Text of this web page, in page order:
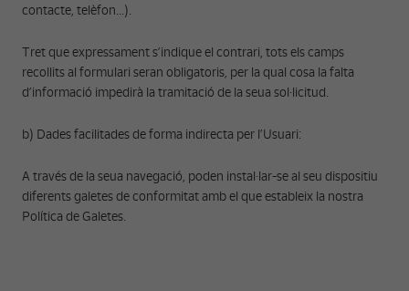
contacte, telèfon...).
Tret que expressament s’indique el contrari, tots els camps
recollits al formulari seran obligatoris, per la qual cosa la falta
d’informació impedirà la tramitació de la seua sol·licitud.
b) Dades facilitades de forma indirecta per l’Usuari:
A través de la seua navegació, poden instal·lar-se al seu dispositiu
diferents galetes de conformitat amb el que estableix la nostra
Política de Galetes.